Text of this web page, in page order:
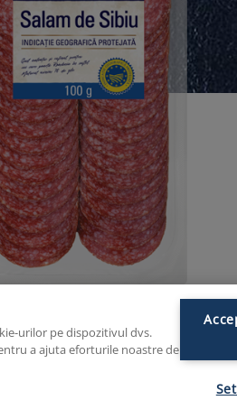
Salam de Sibiu 100g
urilor pe dispozitivul dvs.
a ajuta eforturile noastre de